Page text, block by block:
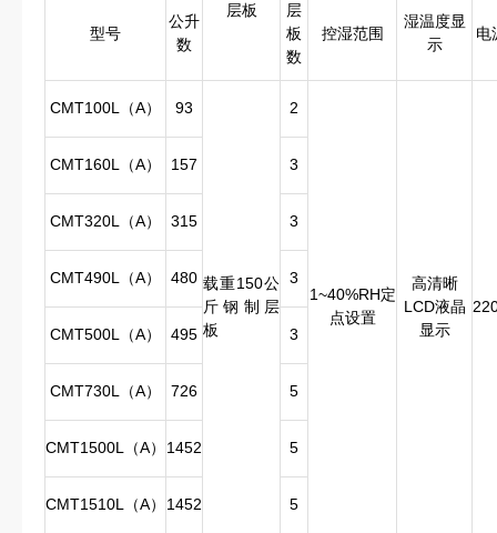
型号
公升
数
层板
层
板
数
控湿范围
湿温度显
示
电
CMT100L（A） 93
载重150公
斤钢制层
板
2
1~40%RH定
点设置
高清晰
LCD液晶
显示
CMT160L（A） 157 3
CMT320L（A） 315 3
CMT490L（A） 480 3
CMT500L（A） 495 3
CMT730L（A） 726 5
CMT1500L（A） 1452 5
CMT1510L（A） 1452 5